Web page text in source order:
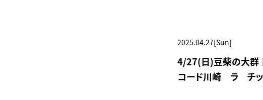
2025.04.27[Sun]
4/27(日)豆柴の大群
コード川崎 ラ チッ